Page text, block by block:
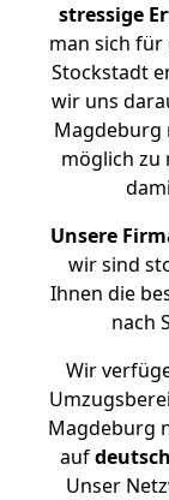
stressige
man sich
Stockstadt
wir uns
Magdeburg
möglich zu
Unsere
wir sind
Ihnen die
nach
Wir
Magdeburg
auf
Unser